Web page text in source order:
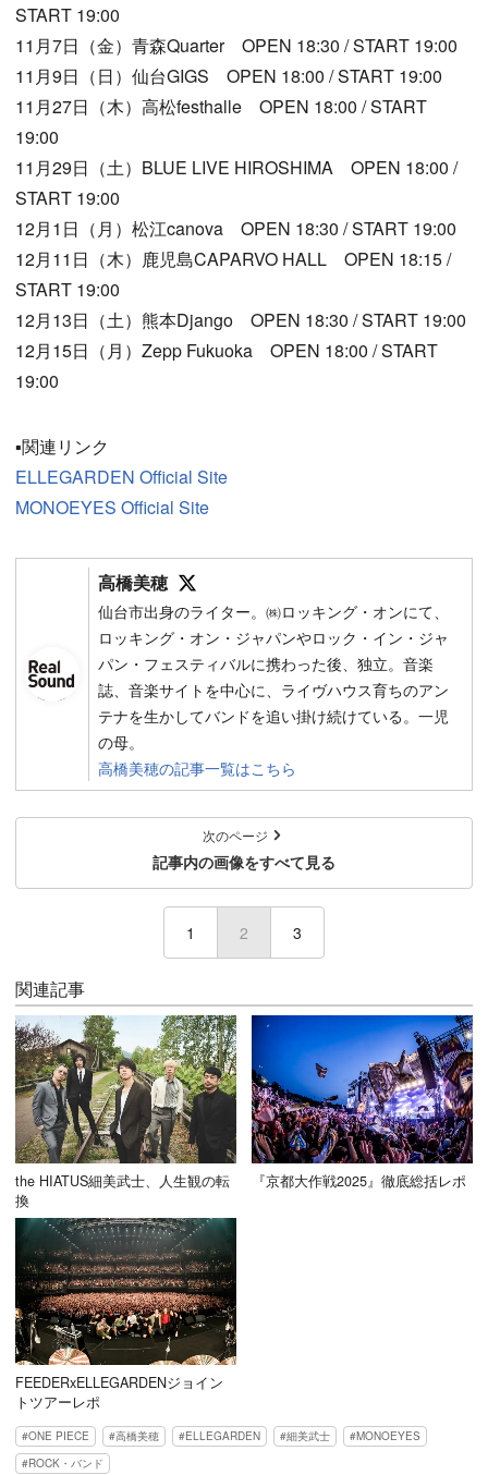
START 19:00
11月7日（金）青森Quarter OPEN 18:30 / START 19:00
11月9日（日）仙台GIGS OPEN 18:00 / START 19:00
11月27日（木）高松festhalle OPEN 18:00 / START
19:00
11月29日（土）BLUE LIVE HIROSHIMA OPEN 18:00 /
START 19:00
12月1日（月）松江canova OPEN 18:30 / START 19:00
12月11日（木）鹿児島CAPARVO HALL OPEN 18:15 /
START 19:00
12月13日（土）熊本Django OPEN 18:30 / START 19:00
12月15日（月）Zepp Fukuoka OPEN 18:00 / START
19:00
▪️関連リンク
ELLEGARDEN Official Site
MONOEYES Official Site
高橋美穂
仙台市出身のライター。㈱ロッキング・オンにて、
ロッキング・オン・ジャパンやロック・イン・ジャ
パン・フェスティバルに携わった後、独立。音楽
誌、音楽サイトを中心に、ライヴハウス育ちのアン
テナを生かしてバンドを追い掛け続けている。一児
の母。
高橋美穂の記事一覧はこちら
次のページ
記事内の画像をすべて見る
1 2 (current)
3
関連記事
the HIATUS細美武士、人生観の転
換
『京都大作戦2025』徹底総括レポ
FEEDERxELLEGARDENジョイン
トツアーレポ
ONE PIECE 高橋美穂 ELLEGARDEN 細美武士
MONOEYES
ROCK・バンド